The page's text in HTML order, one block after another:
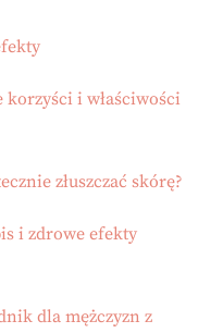
i właściwości
złuszczać skórę?
i zdrowe efekty
dla mężczyzn z